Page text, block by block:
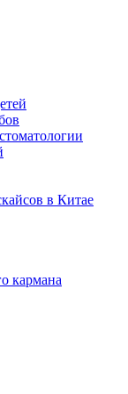
в Китае
кармана